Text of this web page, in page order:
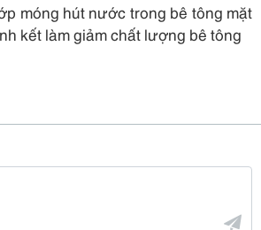
móng hút nước trong bê tông mặt
kết làm giảm chất lượng bê tông